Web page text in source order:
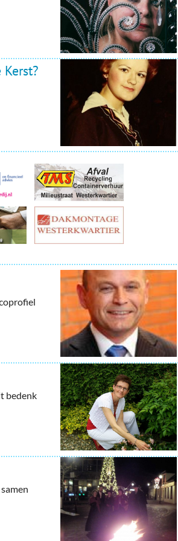
On-line bestellen in Zuidhorn
Financiën, Makelaars &
Diensten, Gemak & Zakelijk
(Ver) Bouw & Onderhoud
Bedrijventerreinen
Bedrijven in de Regio Zuidhorn
Bedrijven van Vroeger
bedenk